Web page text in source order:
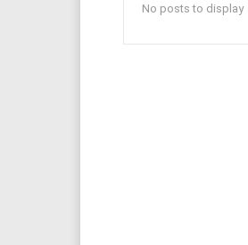
No posts to display